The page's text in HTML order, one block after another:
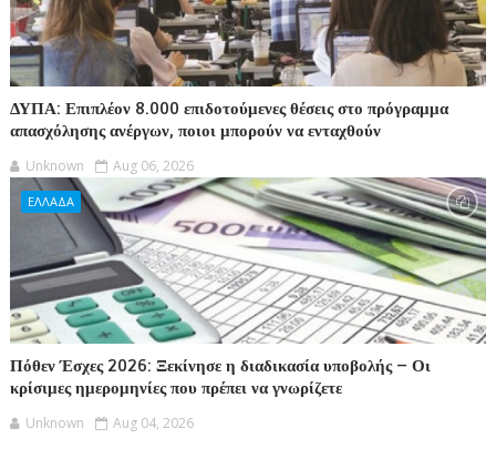
ΔΥΠΑ: Επιπλέον 8.000 επιδοτούμενες θέσεις στο πρόγραμμα
απασχόλησης ανέργων, ποιοι μπορούν να ενταχθούν
Unknown Aug 06, 2026
ΕΛΛΑΔΑ
Πόθεν Έσχες 2026: Ξεκίνησε η διαδικασία υποβολής – Οι
κρίσιμες ημερομηνίες που πρέπει να γνωρίζετε
Unknown Aug 04, 2026